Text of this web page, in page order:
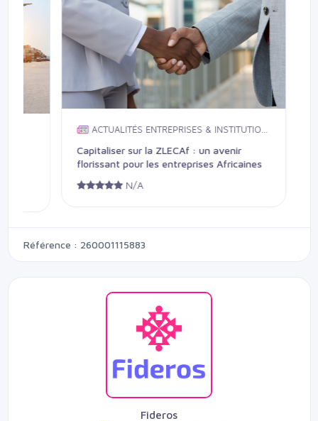
ACTUALITÉS ENTREPRISES & INSTITUTION
Capitaliser sur la ZLECAf : un avenir
florissant pour les entreprises Africaines
N/A
Référence : 260001115883
Fideros